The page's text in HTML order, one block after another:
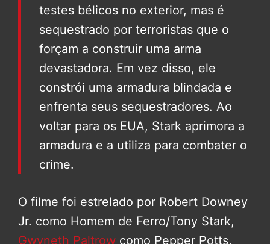
testes bélicos no exterior, mas é
sequestrado por terroristas que o
forçam a construir uma arma
devastadora. Em vez disso, ele
constrói uma armadura blindada e
enfrenta seus sequestradores. Ao
voltar para os EUA, Stark aprimora a
armadura e a utiliza para combater o
crime.
O filme foi estrelado por Robert Downey
Jr. como Homem de Ferro/Tony Stark,
Gwyneth Paltrow como Pepper Potts,